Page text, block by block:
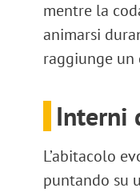
mentre la
animarsi
raggiunge
Interni
L’abitacolo
puntando su